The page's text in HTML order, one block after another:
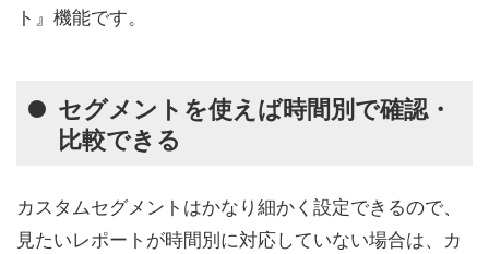
ト』機能です。
セグメントを使えば時間別で確認・
比較できる
カスタムセグメントはかなり細かく設定できるので、
見たいレポートが時間別に対応していない場合は、カ